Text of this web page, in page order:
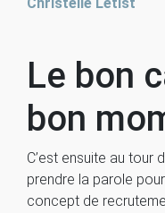
Le bon
bon
C’est ensuite au tour
prendre la parole
concept de